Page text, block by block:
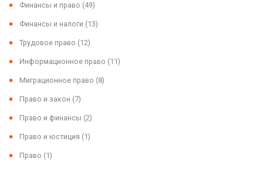
Финансы и право (49)
Финансы и налоги (13)
Трудовое право (12)
Информационное право (11)
Миграционное право (8)
Право и закон (7)
Право и финансы (2)
Право и юстиция (1)
Право (1)